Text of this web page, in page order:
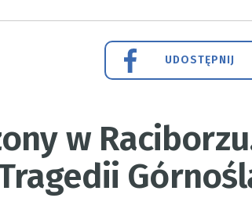
UDOSTĘPNIJ
w